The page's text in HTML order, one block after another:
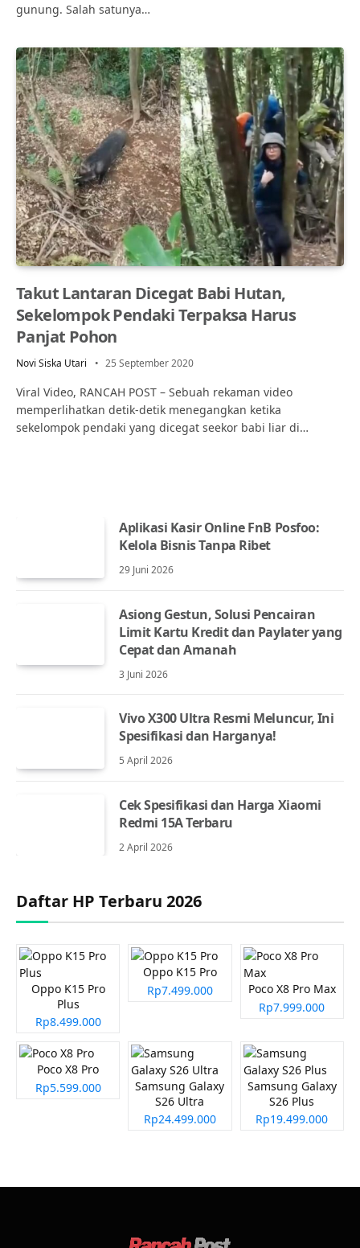
gunung. Salah satunya…
Takut Lantaran Dicegat Babi Hutan,
Sekelompok Pendaki Terpaksa Harus
Panjat Pohon
Novi Siska Utari 25 September 2020
Viral Video, RANCAH POST – Sebuah rekaman video
memperlihatkan detik-detik menegangkan ketika
sekelompok pendaki yang dicegat seekor babi liar di…
Aplikasi Kasir Online FnB Posfoo:
Kelola Bisnis Tanpa Ribet
29 Juni 2026
Asiong Gestun, Solusi Pencairan
Limit Kartu Kredit dan Paylater yang
Cepat dan Amanah
3 Juni 2026
Vivo X300 Ultra Resmi Meluncur, Ini
Spesifikasi dan Harganya!
5 April 2026
Cek Spesifikasi dan Harga Xiaomi
Redmi 15A Terbaru
2 April 2026
Daftar HP Terbaru 2026
Oppo K15 Pro
Plus
Rp8.499.000
Oppo K15 Pro
Rp7.499.000
Poco X8 Pro Max
Rp7.999.000
Poco X8 Pro
Rp5.599.000
Samsung Galaxy
S26 Ultra
Rp24.499.000
Samsung Galaxy
S26 Plus
Rp19.499.000